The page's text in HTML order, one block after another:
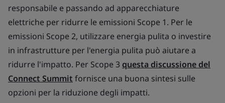
responsabile e passando ad apparecchiature
elettriche per ridurre le emissioni Scope 1. Per le
emissioni Scope 2, utilizzare energia pulita o investire
in infrastrutture per l'energia pulita può aiutare a
ridurre l'impatto. Per Scope 3 questa discussione del
Connect Summit fornisce una buona sintesi sulle
opzioni per la riduzione degli impatti.